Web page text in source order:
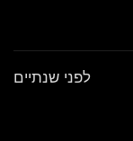
לפני שנתיים